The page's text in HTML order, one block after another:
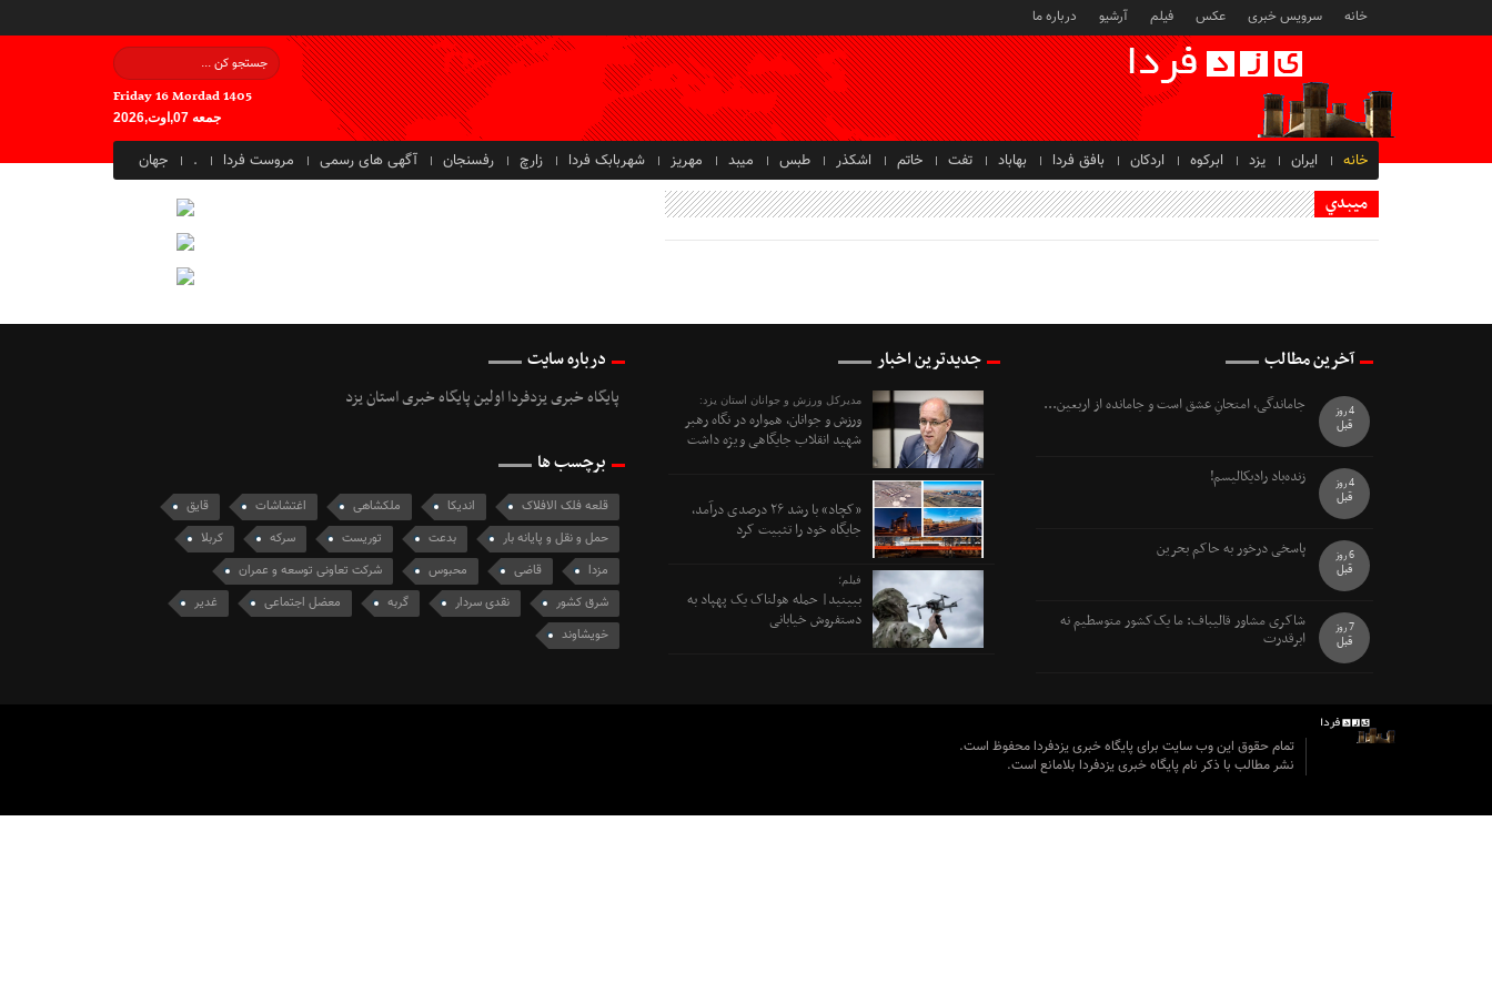
خانه سرویس خبری عکس فیلم آرشیو درباره ما
Friday 16 Mordad 1405
جمعه 07,اوت,2026
خانه ایران یزد ابرکوه اردکان بافق فردا بهاباد تفت خاتم اشکذر طبس میبد مهریز شهربابک فردا زارچ رفسنجان آگهی های رسمی مروست فردا . جهان
ميبدي
آخرین مطالب
جاماندگی، امتحانِ عشق است و جامانده از اربعین...
4 روز
قبل
زنده‌باد رادیکالیسم!
4 روز
قبل
پاسخی درخور به حاکم بحرین
6 روز
قبل
شاکری مشاور قالیباف: ما یک‌کشور متوسطیم نه
ابرقدرت
7 روز
قبل
جدیدترین اخبار
مدیرکل ورزش و جوانان استان یزد:
ورزش و جوانان، همواره در نگاه رهبر
شهید انقلاب جایگاهی ویژه داشت
«کچاد» با رشد ۲۶ درصدی درآمد،
جایگاه خود را تثبیت کرد
فیلم؛
ببینید| حمله هولناک یک پهپاد به
دستفروش خیابانی
درباره سایت
پایگاه خبری یزدفردا اولین پایگاه خبری استان یزد
برچسب ها
قلعه فلک الافلاک اندیکا ملکشاهی اغتشاشات
قایق
حمل و نقل و پایانه بار
بدعت توریست سرکه
کربلا
مزدا
قاضی محبوس
شرکت تعاونی توسعه و عمران
شرق کشور
نقدی سردار گربه معضل اجتماعی
غدیر
خویشاوند
تمام حقوق این وب سایت برای پایگاه خبری یزدفردا محفوظ است.
نشر مطالب با ذکر نام پایگاه خبری یزدفردا بلامانع است.